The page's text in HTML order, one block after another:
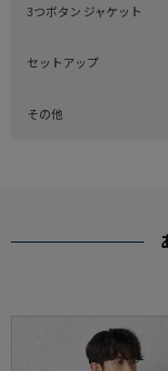
3つボタン ジャケット
セットアップ
その他